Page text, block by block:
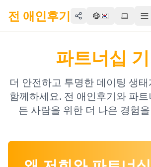
전 애인후기 Share 🇰🇷
파트너십
더 안전하고 투명한 데이팅 생
함께하세요. 전 애인후기와 파
든 사람을 위한 더 나은 경험